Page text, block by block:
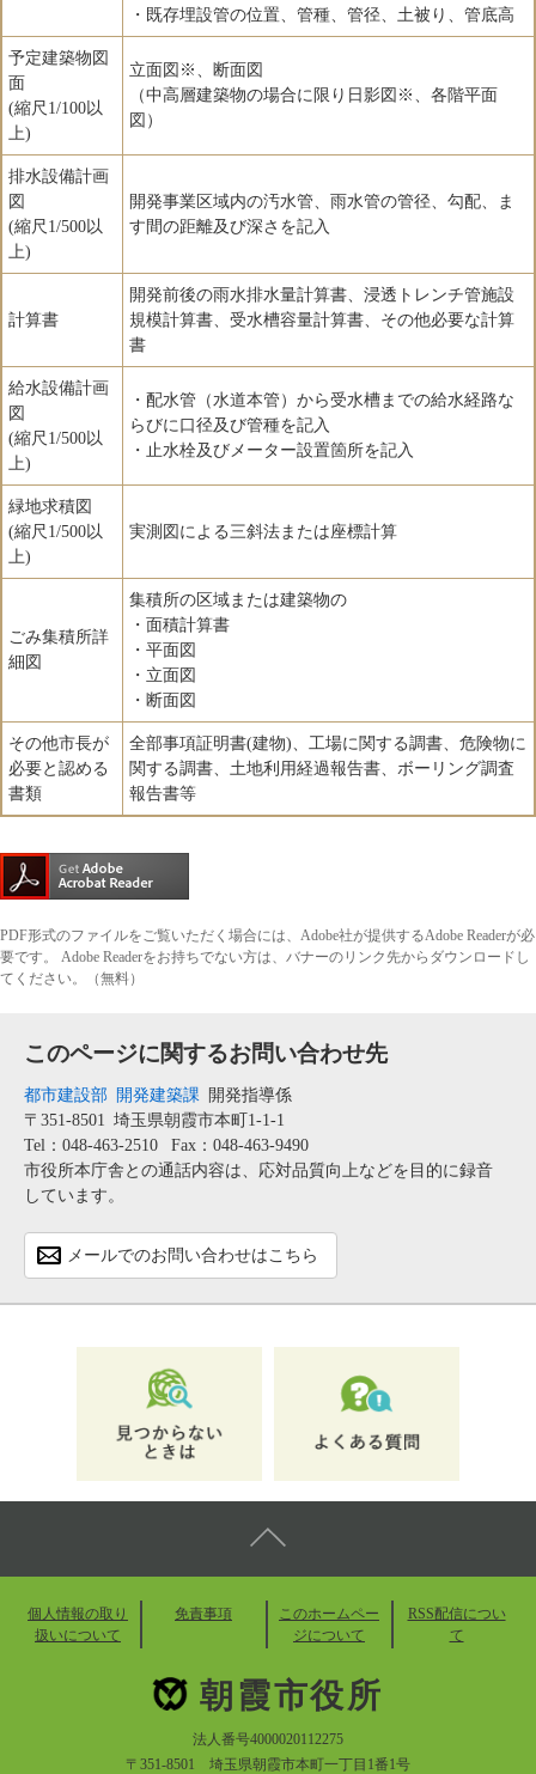
・既存埋設管の位置、管種、管径、土被り、管底高
予定建築物図
面
(縮尺1/100以
上)
立面図※、断面図
（中高層建築物の場合に限り日影図※、各階平面
図）
排水設備計画
図
(縮尺1/500以
上)
開発事業区域内の汚水管、雨水管の管径、勾配、ま
す間の距離及び深さを記入
計算書
開発前後の雨水排水量計算書、浸透トレンチ管施設
規模計算書、受水槽容量計算書、その他必要な計算
書
給水設備計画
図
(縮尺1/500以
上)
・配水管（水道本管）から受水槽までの給水経路な
らびに口径及び管種を記入
・止水栓及びメーター設置箇所を記入
緑地求積図
(縮尺1/500以
上)
実測図による三斜法または座標計算
ごみ集積所詳
細図
集積所の区域または建築物の
・面積計算書
・平面図
・立面図
・断面図
その他市長が
必要と認める
書類
全部事項証明書(建物)、工場に関する調書、危険物に
関する調書、土地利用経過報告書、ボーリング調査
報告書等
PDF形式のファイルをご覧いただく場合には、Adobe社が提供するAdobe Readerが必
要です。
Adobe Readerをお持ちでない方は、バナーのリンク先からダウンロードし
てください。（無料）
このページに関するお問い合わせ先
都市建設部 開発建築課
開発指導係
〒351-8501 埼玉県朝霞市本町1-1-1
Tel：048-463-2510
Fax：048-463-9490
市役所本庁舎との通話内容は、応対品質向上などを目的に録音
しています。
メールでのお問い合わせはこちら
個人情報の取り
扱いについて
免責事項
このホームペー
ジについて
RSS配信につい
て
朝霞市役所
法人番号4000020112275
〒351-8501 埼玉県朝霞市本町一丁目1番1号